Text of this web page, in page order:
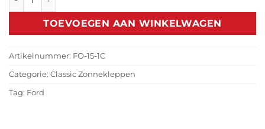
TOEVOEGEN AAN WINKELWAGEN
Artikelnummer: FO-15-1C
Categorie: Classic Zonnekleppen
Tag: Ford